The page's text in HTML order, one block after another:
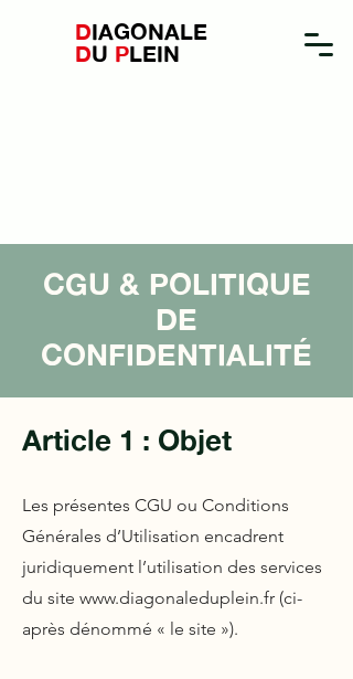
DIAGONALE
DU PLEIN
CGU & POLITIQUE
DE
CONFIDENTIALITÉ
Article 1 : Objet
Les présentes CGU ou Conditions
Générales d’Utilisation encadrent
juridiquement l’utilisation des services
du site www.diagonaleduplein.fr (ci-
après dénommé « le site »).